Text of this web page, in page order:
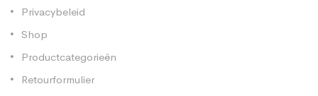
Privacybeleid
Shop
Productcategorieën
Retourformulier